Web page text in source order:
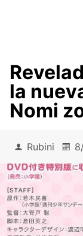
la
Nomi
Rubini